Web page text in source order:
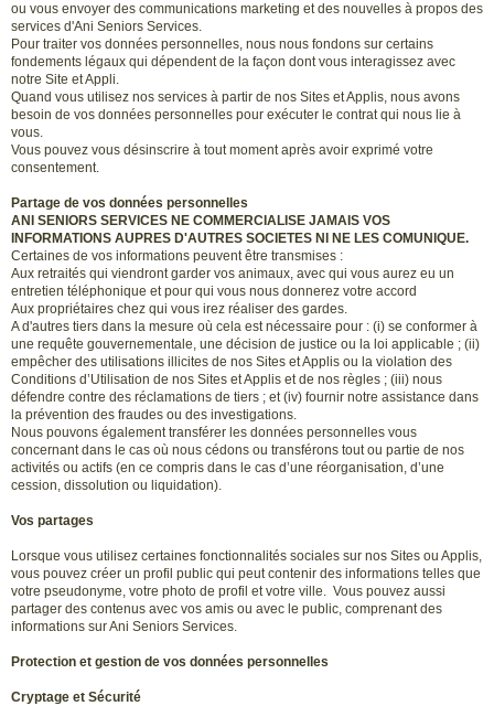
ou vous envoyer des communications marketing et des nouvelles à propos des
services d'Ani Seniors Services.
Pour traiter vos données personnelles, nous nous fondons sur certains
fondements légaux qui dépendent de la façon dont vous interagissez avec
notre Site et Appli.
Quand vous utilisez nos services à partir de nos Sites et Applis, nous avons
besoin de vos données personnelles pour exécuter le contrat qui nous lie à
vous.
Vous pouvez vous désinscrire à tout moment après avoir exprimé votre
consentement.
Partage de vos données personnelles
ANI SENIORS SERVICES NE COMMERCIALISE JAMAIS VOS
INFORMATIONS AUPRES D'AUTRES SOCIETES NI NE LES COMUNIQUE.
Certaines de vos informations peuvent être transmises :
Aux retraités qui viendront garder vos animaux, avec qui vous aurez eu un
entretien téléphonique et pour qui vous nous donnerez votre accord
Aux propriétaires chez qui vous irez réaliser des gardes.
A d'autres tiers dans la mesure où cela est nécessaire pour : (i) se conformer à
une requête gouvernementale, une décision de justice ou la loi applicable ; (ii)
empêcher des utilisations illicites de nos Sites et Applis ou la violation des
Conditions d’Utilisation de nos Sites et Applis et de nos règles ; (iii) nous
défendre contre des réclamations de tiers ; et (iv) fournir notre assistance dans
la prévention des fraudes ou des investigations.
Nous pouvons également transférer les données personnelles vous
concernant dans le cas où nous cédons ou transférons tout ou partie de nos
activités ou actifs (en ce compris dans le cas d’une réorganisation, d’une
cession, dissolution ou liquidation).
Vos partages
Lorsque vous utilisez certaines fonctionnalités sociales sur nos Sites ou Applis,
vous pouvez créer un profil public qui peut contenir des informations telles que
votre pseudonyme, votre photo de profil et votre ville. Vous pouvez aussi
partager des contenus avec vos amis ou avec le public, comprenant des
informations sur Ani Seniors Services.
Protection et gestion de vos données personnelles
Cryptage et Sécurité